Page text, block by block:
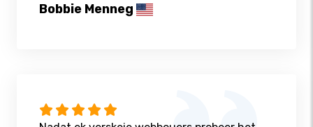
Bobbie Menneg